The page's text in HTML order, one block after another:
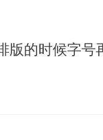
的时候字号